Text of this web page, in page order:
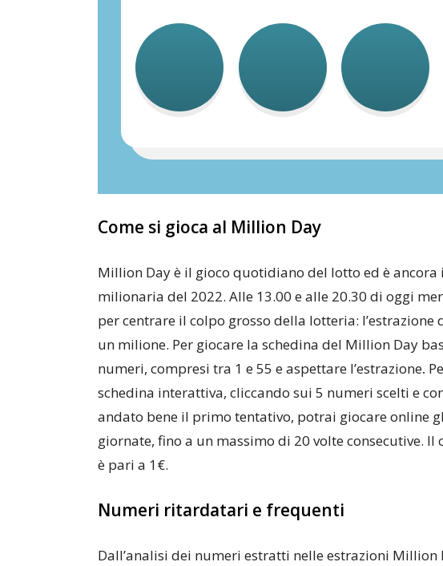
Come si gioca al Million Day
Million Day è il gioco quotidiano del lotto ed è
milionaria del 2022. Alle 13.00 e alle 20.30 di oggi
per centrare il colpo grosso della lotteria:
un milione. Per giocare la schedina del Million Day
numeri, compresi tra 1 e 55 e aspettare l’estrazione.
schedina interattiva, cliccando sui 5 numeri scelti e
andato bene il primo tentativo, potrai giocare online
giornate, fino a un massimo di 20 volte consecutive.
è pari a 1€.
Numeri ritardatari e frequenti
Dall’analisi dei numeri estratti nelle estrazioni